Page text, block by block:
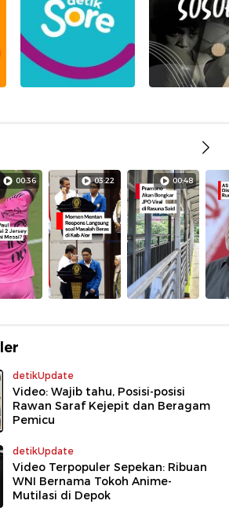
00:36 03:22 00:48
detikUpdate
Video: Wajib tahu, Posisi-posisi
Rawan Saraf Kejepit dan Beragam
Pemicu
detikUpdate
Video Terpopuler Sepekan: Ribuan
WNI Bernama Tokoh Anime-
Mutilasi di Depok